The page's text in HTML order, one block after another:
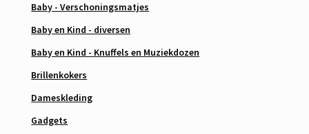
Baby - Verschoningsmatjes
Baby en Kind - diversen
Baby en Kind - Knuffels en Muziekdozen
Brillenkokers
Dameskleding
Gadgets